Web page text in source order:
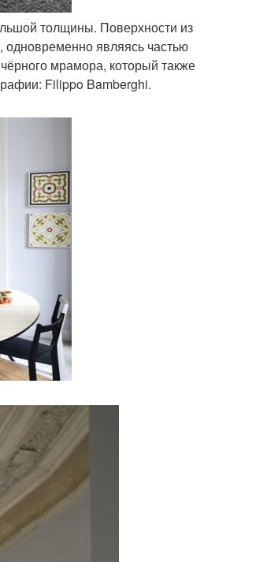
толщины. Поверхности из
являясь частью
мрамора, который также
Filippo Bamberghi.